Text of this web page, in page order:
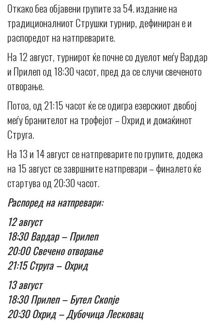
Откако беа објавени групите за 54. издание на
традиционалниот Струшки турнир, дефиниран е и
распоредот на натпреварите.
На 12 август, турнирот ќе почне со дуелот меѓу Вардар
и Прилеп од 18:30 часот, пред да се случи свеченото
отворање.
Потоа, од 21:15 часот ќе се одигра езерскиот двобој
меѓу бранителот на трофејот – Охрид и домаќинот
Струга.
На 13 и 14 август се натпреварите по групите, додека
на 15 август се завршните натпревари – финалето ќе
стартува од 20:30 часот.
Распоред на натпревари:
12 август
18:30 Вардар – Прилеп
20:00 Свечено отворање
21:15 Струга – Охрид
13 август
18:30 Прилеп – Бутел Скопје
20:30 Охрид – Дубочица Лесковац